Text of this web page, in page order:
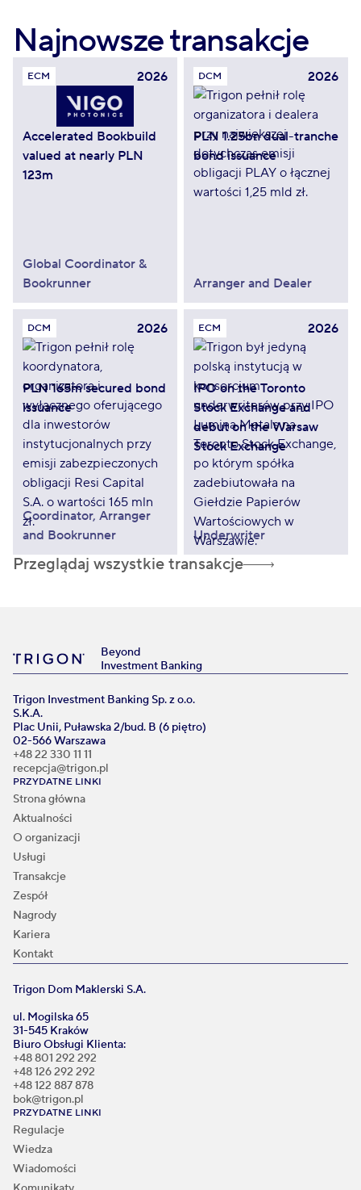
Najnowsze transakcje
ECM 2026
Accelerated Bookbuild
valued at nearly PLN
123m
Global Coordinator &
Bookrunner
DCM 2026
PLN 1.25bn dual-tranche
bond issuance
Arranger and Dealer
DCM 2026
PLN 165m secured bond
issuance
Coordinator, Arranger
and Bookrunner
ECM 2026
IPO on the Toronto
Stock Exchange and
debut on the Warsaw
Stock Exchange
Underwriter
Przeglądaj wszystkie transakcje
Beyond
Investment Banking
Trigon Investment Banking Sp. z o.o.
S.K.A.
Plac Unii, Puławska 2/bud. B (6 piętro)
02-566 Warszawa
+48 22 330 11 11
recepcja@trigon.pl
PRZYDATNE LINKI
Strona główna
Aktualności
O organizacji
Usługi
Transakcje
Zespół
Nagrody
Kariera
Kontakt
Trigon Dom Maklerski S.A.
ul. Mogilska 65
31-545 Kraków
Biuro Obsługi Klienta:
+48 801 292 292
+48 126 292 292
+48 122 887 878
bok@trigon.pl
PRZYDATNE LINKI
Regulacje
Wiedza
Wiadomości